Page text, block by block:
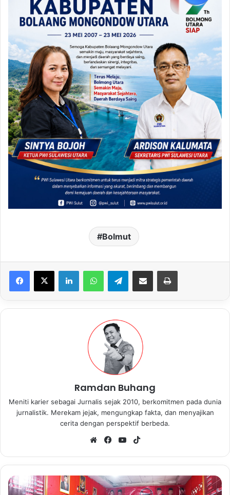
Bolmut
Telegram
Ramdan Buhang
Meniti karier sebagai Jurnalis sejak 2010, berkomitmen pada dunia
jurnalistik. Merekam jejak, mengungkap fakta, dan menyajikan
cerita dengan perspektif berbeda.
We
te
Fa
bo
ok
Yo
ub
e
k
P
D